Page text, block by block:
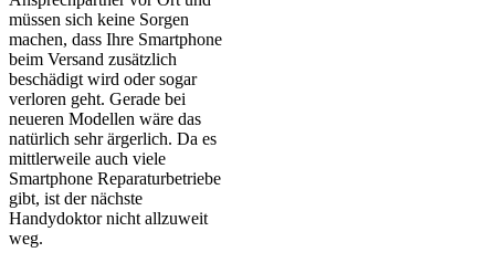
müssen sich keine Sorgen
machen, dass Ihre Smartphone
beim Versand zusätzlich
beschädigt wird oder sogar
verloren geht. Gerade bei
neueren Modellen wäre das
natürlich sehr ärgerlich. Da es
mittlerweile auch viele
Smartphone Reparaturbetriebe
gibt, ist der nächste
Handydoktor nicht allzuweit
weg.